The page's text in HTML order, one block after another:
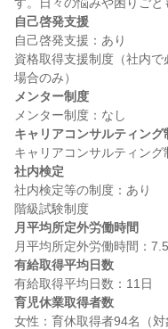
自己啓発支援
自己啓発支援：あり
資格取得支援制度（社内
メンター制度
キャリアコンサルティング
社内検定
社内検定等の制度：あり
月平均所定外労働時間
有給取得平均日数
育児休業取得者数
女性：育休取得者94名（対